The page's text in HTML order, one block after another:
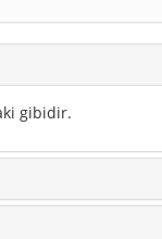
gibidir.